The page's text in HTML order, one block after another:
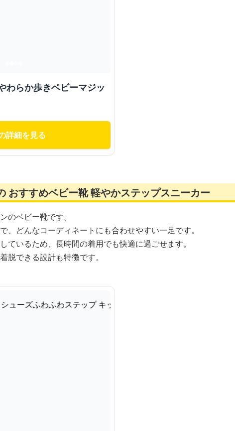
わらか歩きベビーマジッ
詳細を見る
おすすめベビー靴 軽やかステップスニーカー
のベビー靴です。
、どんなコーディネートにも合わせやすい一足です。
ているため、長時間の着用でも快適に過ごせます。
脱できる設計も特徴です。